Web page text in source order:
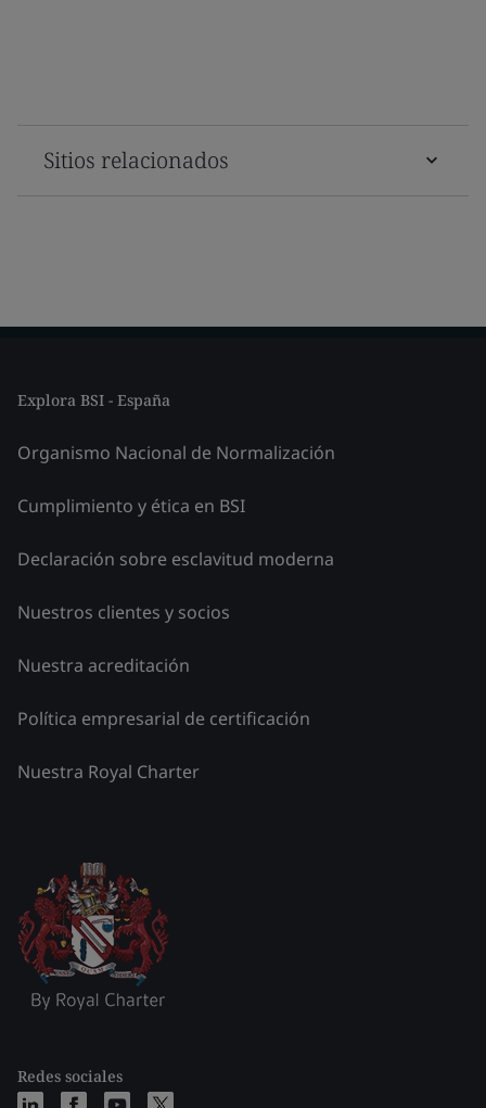
Sitios relacionados
Explora BSI - España
Organismo Nacional de Normalización
Cumplimiento y ética en BSI
Declaración sobre esclavitud moderna
Nuestros clientes y socios
Nuestra acreditación
Política empresarial de certificación
Nuestra Royal Charter
Redes sociales